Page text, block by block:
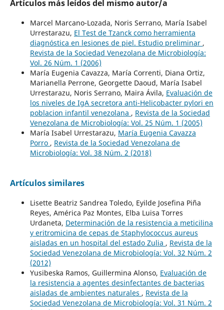
Artículos más leídos del mismo autor/a
Marcel Marcano-Lozada, Noris Serrano, María Isabel
Urrestarazu, El Test de Tzanck como herramienta
diagnóstica en lesiones de piel. Estudio preliminar ,
Revista de la Sociedad Venezolana de Microbiología:
Vol. 26 Núm. 1 (2006)
María Eugenia Cavazza, María Correnti, Diana Ortiz,
Marianella Perrone, Georgette Daoud, María Isabel
Urrestarazu, Noris Serrano, Maira Ávila, Evaluación de
los niveles de IgA secretora anti-Helicobacter pylori en
poblacion infantil venezolana , Revista de la Sociedad
Venezolana de Microbiología: Vol. 25 Núm. 1 (2005)
María Isabel Urrestarazu, María Eugenia Cavazza
Porro , Revista de la Sociedad Venezolana de
Microbiología: Vol. 38 Núm. 2 (2018)
Artículos similares
Lisette Beatriz Sandrea Toledo, Eyilde Josefina Piña
Reyes, América Paz Montes, Elba Luisa Torres
Urdaneta, Determinación de la resistencia a meticilina
y eritromicina de cepas de Staphylococcus aureus
aisladas en un hospital del estado Zulia , Revista de la
Sociedad Venezolana de Microbiología: Vol. 32 Núm. 2
(2012)
Yusibeska Ramos, Guillermina Alonso, Evaluación de
la resistencia a agentes desinfectantes de bacterias
aisladas de ambientes naturales , Revista de la
Sociedad Venezolana de Microbiología: Vol. 31 Núm. 2